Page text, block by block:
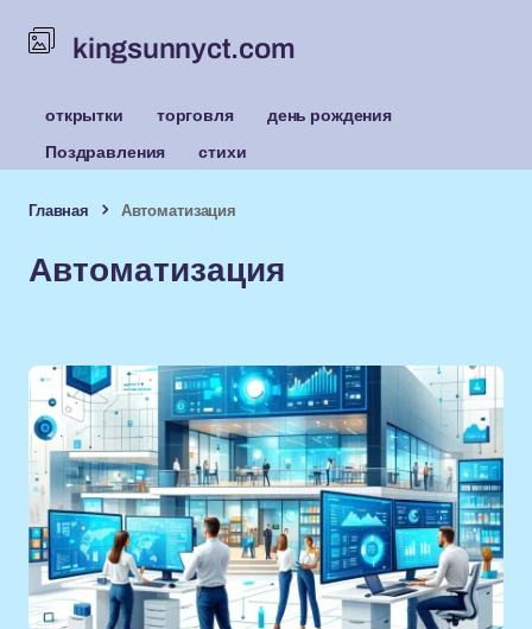
kingsunnyct.com
открытки торговля
день рождения
Поздравления
стихи
Главная Автоматизация
Автоматизация